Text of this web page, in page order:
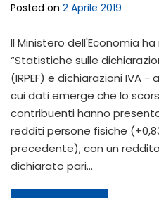
Posted on 2 Aprile 2019
Il Ministero dell'Economia
“Statistiche sulle
(IRPEF) e dichiarazioni IVA -
cui dati emerge che lo
contribuenti hanno
redditi persone fisiche
precedente), con un
dichiarato pari…